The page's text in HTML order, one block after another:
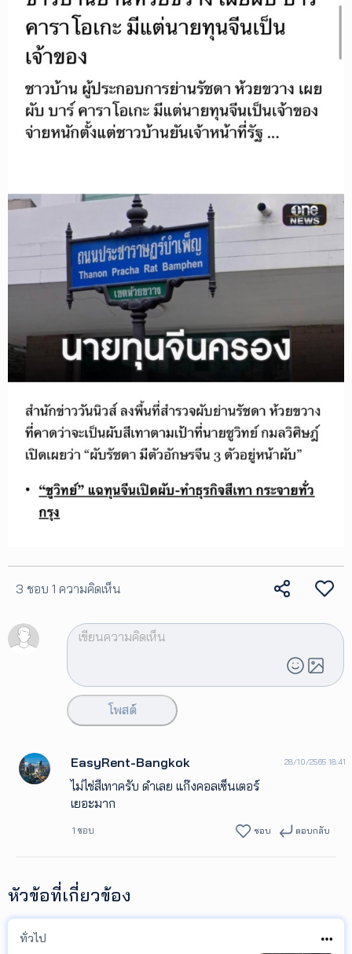
เงื่อนไข
การ
บริการ
ดาวน์
โหลด
แอปฯ
3 ชอบ 1 ความคิดเห็น
โพสต์
EasyRent-Bangkok
ไม่ไช่สีเทาครับ ดําเลย แก๊งคอลเซ็นเตอร์
เยอะมาก
28/10/2565 18:41
1 ชอบ ชอบ ตอบกลับ
หัวข้อที่เกี่ยวข้อง
ทั่วไป